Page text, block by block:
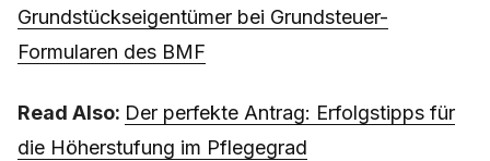
Grundstückseigentümer bei Grundsteuer-
Formularen des BMF
Read Also: Der perfekte Antrag: Erfolgstipps für
die Höherstufung im Pflegegrad